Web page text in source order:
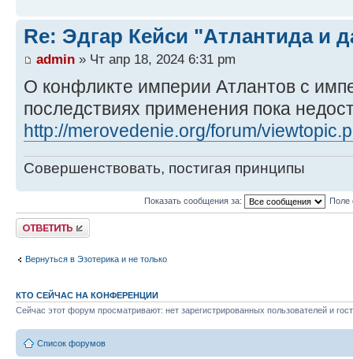
Re: Эдгар Кейси "Атлантида и
admin » Чт апр 18, 2024 6:31 pm
О конфликте империи Атлантов с
последствиях применения пока
http://merovedenie.org/forum/
Совершенствовать, постигая принципы
Показать сообщения за: Поле
Ответить
Вернуться в Эзотерика и не только
КТО СЕЙЧАС НА КОНФЕРЕНЦИИ
Сейчас этот форум просматривают: нет зарегистрированных пользователей и
Список форумов